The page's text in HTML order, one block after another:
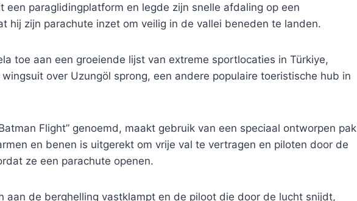
een paraglidingplatform en legde zijn snelle afdaling op een
hij zijn parachute inzet om veilig in de vallei beneden te landen.
toe aan een groeiende lijst van extreme sportlocaties in Türkiye,
wingsuit over Uzungöl sprong, een andere populaire toeristische hub in
Flight” genoemd, maakt gebruik van een speciaal ontworpen pak
en benen is uitgerekt om vrije val te vertragen en piloten door de
ze een parachute openen.
aan de berghelling vastklampt en de piloot die door de lucht snijdt,